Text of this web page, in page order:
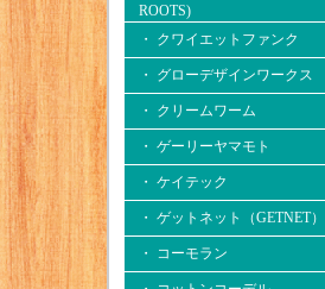
ROOTS)
・ クワイエットファンク
・ グローデザインワークス
・ クリームワーム
・ ゲーリーヤマモト
・ ケイテック
・ ゲットネット（GETNET）
・ コーモラン